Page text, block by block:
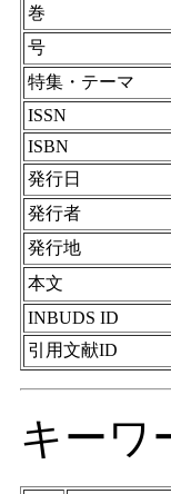
巻
号
特集・テーマ
ISSN
ISBN
発行日
発行者
発行地
本文
INBUDS ID
引用文献ID
キーワ